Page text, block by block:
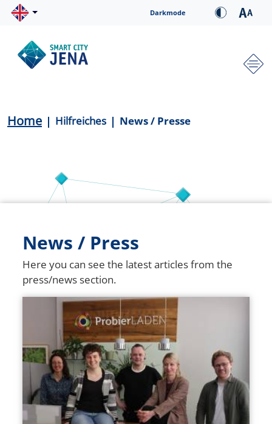
Skip to main content Darkmode
Breadcrumb
Home Hilfreiches News / Presse
News / Press
Here you can see the latest articles from the
press/news section.
Cookie-Einstellungen